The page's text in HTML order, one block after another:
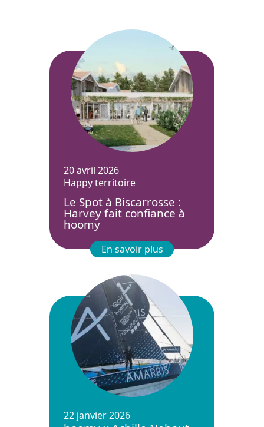
20 avril 2026
Happy territoire
Le Spot à Biscarrosse :
Harvey fait confiance à
hoomy
En savoir plus
22 janvier 2026